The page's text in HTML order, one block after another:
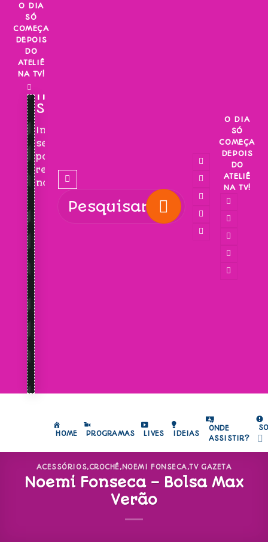
Skip
content
O DIA
SÓ
COMEÇA
DEPOIS
DO
ATELIÊ
NA TV!
INSCREVA-
SE!
Inscreva-
se
para
receber
novidades!
O DIA
SÓ
COMEÇA
DEPOIS
DO
ATELIÊ
NA TV!
HOME PROGRAMAS LIVES IDEIAS
ONDE
ASSISTIR?
ACESSÓRIOS,CROCHÊ,NOEMI FONSECA,TV GAZETA
Noemi Fonseca – Bolsa Max
Verão